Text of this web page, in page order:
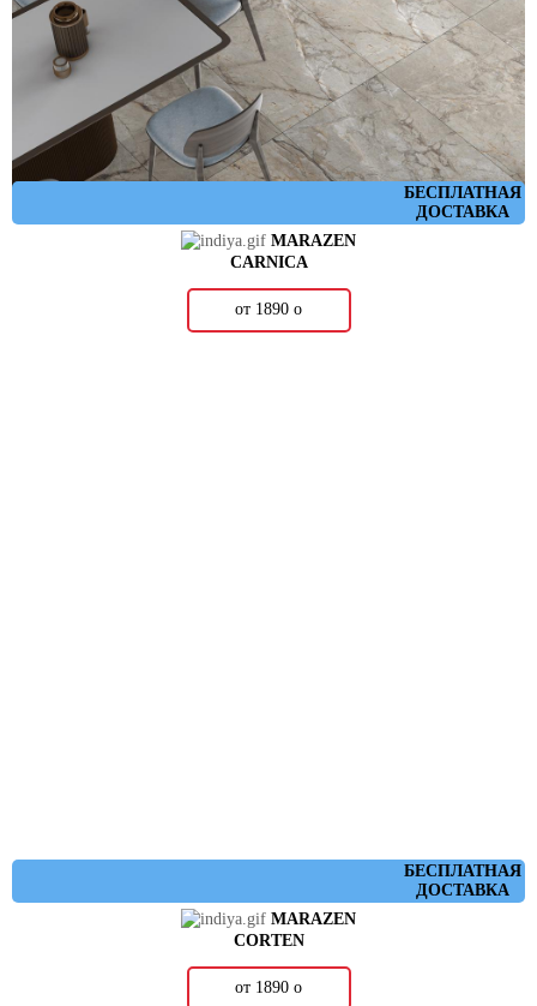
БЕСПЛАТНАЯ
ДОСТАВКА
MARAZEN
CARNICA
от 1890 о
БЕСПЛАТНАЯ
ДОСТАВКА
MARAZEN
CORTEN
от 1890 о